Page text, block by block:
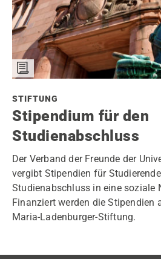
STIFTUNG
Stipendium für den
Studienabschluss
Der Verband der Freunde der
vergibt Stipendien für
Studienabschluss in eine soziale
Finanziert werden die Stipendien
Maria-Ladenburger-Stiftung.